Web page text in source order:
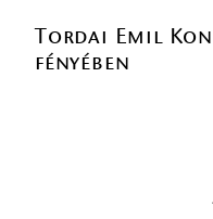
Tordai Emil
fényében